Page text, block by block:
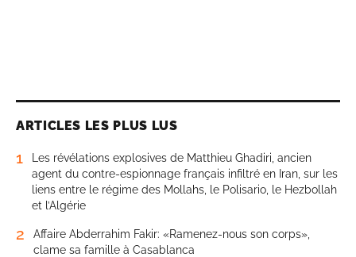
ARTICLES LES PLUS LUS
1
Les révélations explosives de Matthieu Ghadiri, ancien
agent du contre-espionnage français infiltré en Iran, sur les
liens entre le régime des Mollahs, le Polisario, le Hezbollah
et l’Algérie
2
Affaire Abderrahim Fakir: «Ramenez-nous son corps»,
clame sa famille à Casablanca